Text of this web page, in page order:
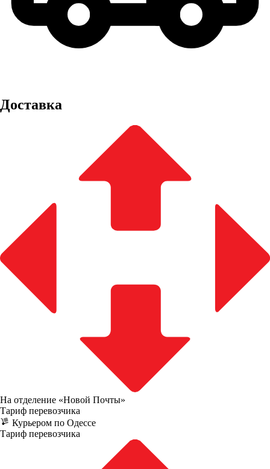
Доставка
На отделение «Новой Почты»
Тариф перевозчика
Курьером по Одессе
Тариф перевозчика